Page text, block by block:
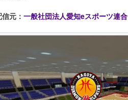
元： 一般社団法人愛知eスポーツ連合